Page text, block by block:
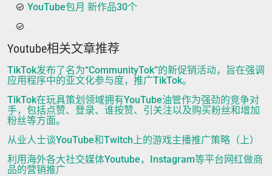
YouTube包月 新作品30个
Youtube相关文章推荐
TikTok发布了名为“CommunityTok”的新促销活动，旨在强调
应用程序中的亚文化参与度，推广TikTok。
TikTok在玩具策划领域拥有YouTube油管作为强劲的竞争对
手，包括点赞、登录、谁按赞、引关注以及购买粉丝和增加
粉丝等方面。
从业人士谈YouTube和Twitch上的游戏主播推广策略（上）
利用海外各大社交媒体Youtube，Instagram等平台网红做商
品的营销推广